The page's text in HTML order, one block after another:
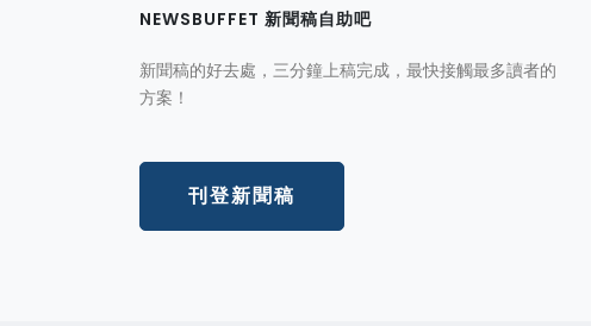
NEWSBUFFET 新聞稿自助吧
新聞稿的好去處，三分鐘上稿完成，最快接觸最多讀者的
方案！
刊登新聞稿